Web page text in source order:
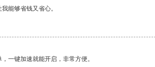
能够省钱又省心。
一键加速就能开启，非常方便。